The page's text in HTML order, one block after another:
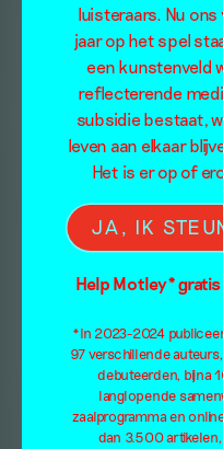
luisteraars. Nu
jaar op het spel
een kunstenveld
reflecterende
subsidie bestaat,
leven aan elkaar
Het is er op of
JA, IK
Help Motley*
*In 2023-2024
97 verschillende
debuteerden, bijna
langlopende
zaalprogramma en
dan 3.500